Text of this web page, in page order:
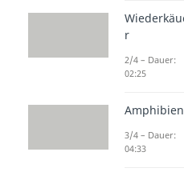
Schakale
Familie der
Wolfs- und
Aussehen
einer
r
2/4 – Dauer:
02:25
Amphibien
3/4 – Dauer:
04:33